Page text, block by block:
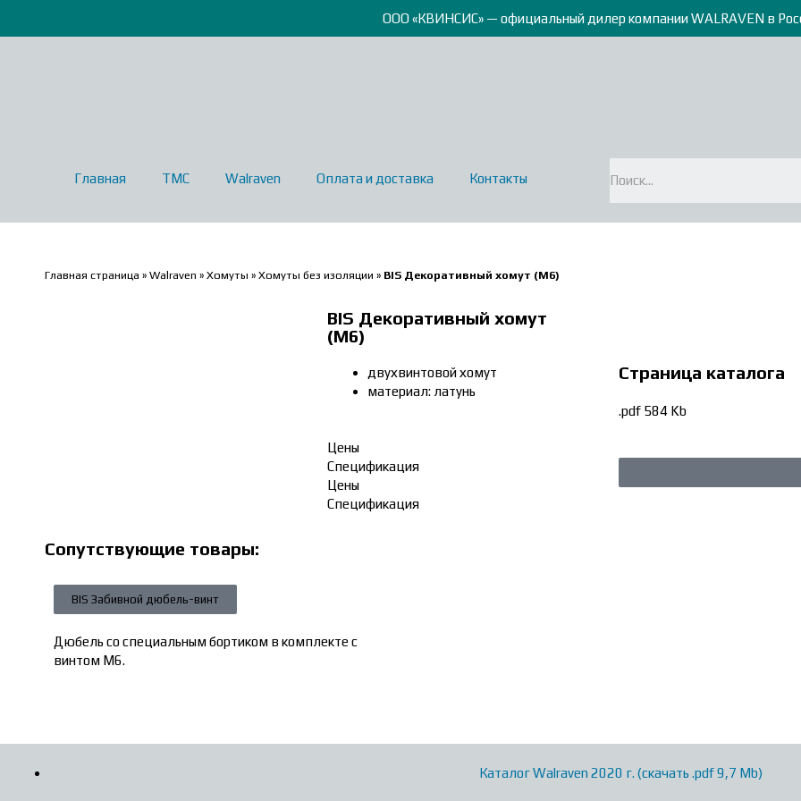
ООО «КВИНСИС» — официальный дилер компании WALRAVEN в
Главная ТМС Walraven Оплата и доставка Контакты
Главная страница » Walraven » Хомуты » Хомуты без изоляции » BIS Декоративный хомут (М6)
BIS Декоративный хомут
(М6)
двухвинтовой хомут
материал: латунь
Цены
Спецификация
Цены
Спецификация
Страница каталога
.pdf 584 Kb
Сопутствующие товары:
BIS Забивной дюбель-винт
Дюбель со специальным бортиком в комплекте с
винтом М6.
Каталог Walraven 2020 г. (скачать .pdf 9,7 Mb)